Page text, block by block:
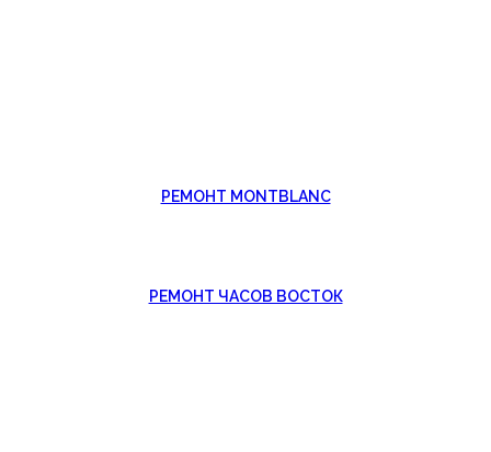
РЕМОНТ MONTBLANC
РЕМОНТ ЧАСОВ ВОСТОК